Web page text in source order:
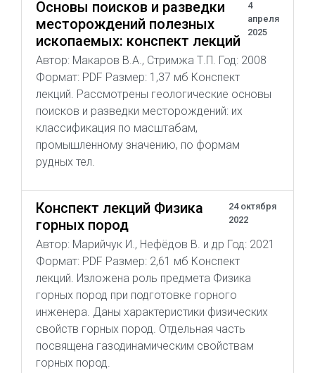
Основы поисков и разведки
месторождений полезных
ископаемых: конспект лекций
4
апреля
2025
Автор: Макаров В.А., Стримжа Т.П. Год: 2008
Формат: PDF Размер: 1,37 мб Конспект
лекций. Рассмотрены геологические основы
поисков и разведки месторождений: их
классификация по масштабам,
промышленному значению, по формам
рудных тел.
Конспект лекций Физика
горных пород
24 октября
2022
Автор: Марийчук И., Нефёдов В. и др Год: 2021
Формат: PDF Размер: 2,61 мб Конспект
лекций. Изложена роль предмета Физика
горных пород при подготовке горного
инженера. Даны характеристики физических
свойств горных пород. Отдельная часть
посвящена газодинамическим свойствам
горных пород.